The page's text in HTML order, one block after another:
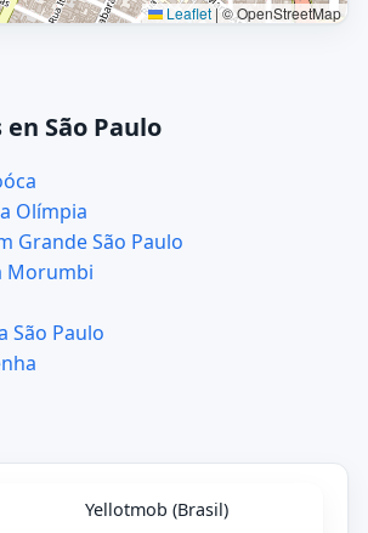
Leaflet |© OpenStreetMap
São Paulo
Olímpia
Grande São Paulo
Morumbi
São Paulo
Yellotmob (Brasil)